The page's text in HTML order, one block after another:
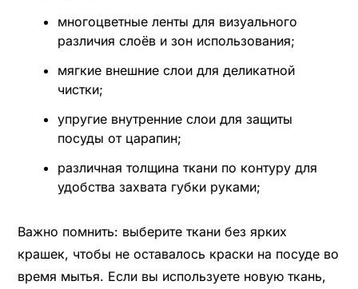
многоцветные ленты для визуального
различия слоёв и зон использования;
мягкие внешние слои для деликатной
чистки;
упругие внутренние слои для защиты
посуды от царапин;
различная толщина ткани по контуру для
удобства захвата губки руками;
Важно помнить: выберите ткани без ярких
крашек, чтобы не оставалось краски на посуде во
время мытья. Если вы используете новую ткань,